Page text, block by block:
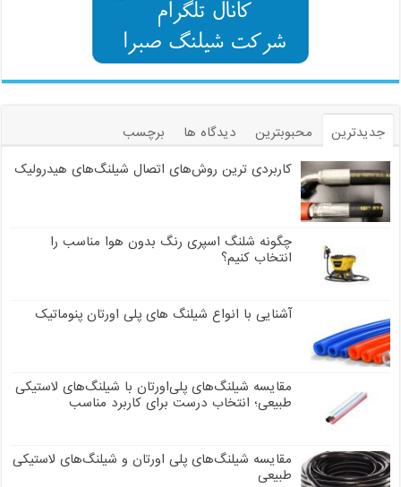
جدیدترین محبوبترین دیدگاه ها
برچسب
کاربردی ترین روش‌های اتصال شیلنگ‌های هیدرولیک
چگونه شلنگ اسپری رنگ بدون هوا مناسب را
انتخاب کنیم؟
آشنایی با انواع شیلنگ های پلی اورتان پنوماتیک
مقایسه شیلنگ‌های پلی‌اورتان با شیلنگ‌های لاستیکی
طبیعی؛ انتخاب درست برای کاربرد مناسب
مقایسه شیلنگ‌های پلی اورتان و شیلنگ‌های لاستیکی
طبیعی